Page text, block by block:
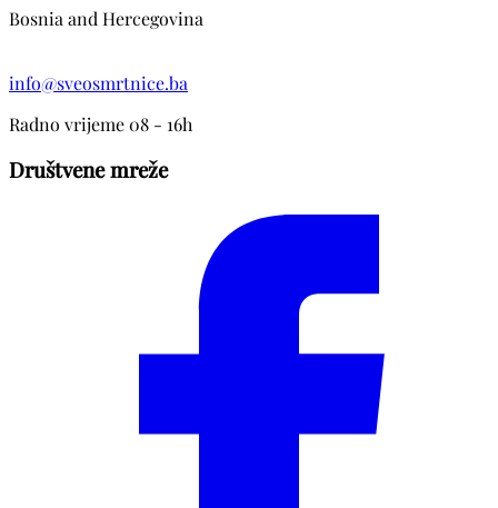
Bosnia and Hercegovina
info@sveosmrtnice.ba
Radno vrijeme 08 - 16h
Društvene mreže